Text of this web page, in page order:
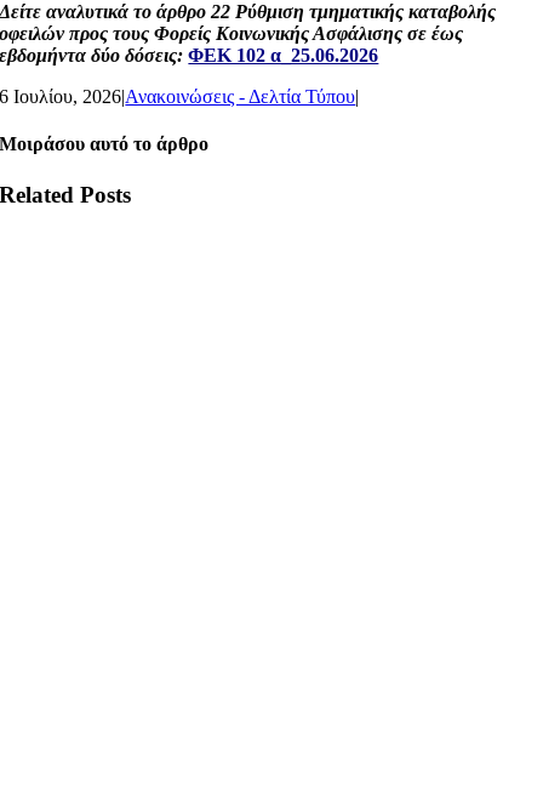
Δείτε αναλυτικά το άρθρο 22 Ρύθμιση τμηματικής καταβολής
οφειλών προς τους Φορείς Κοινωνικής Ασφάλισης σε έως
εβδομήντα δύο δόσεις: ΦΕΚ 102 α_25.06.2026
6 Ιουλίου, 2026|Ανακοινώσεις - Δελτία Τύπου|
Μοιράσου αυτό το άρθρο
Related Posts